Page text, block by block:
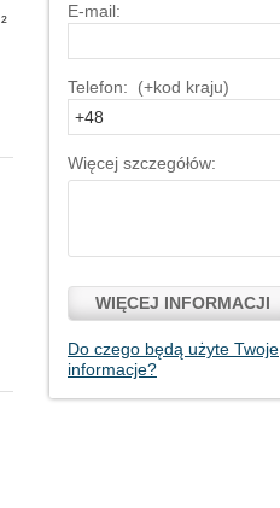
E-mail:
Telefon: (+kod kraju)
Więcej szczegółów:
WIĘCEJ INFORMACJI
Do czego będą użyte Twoje
informacje?